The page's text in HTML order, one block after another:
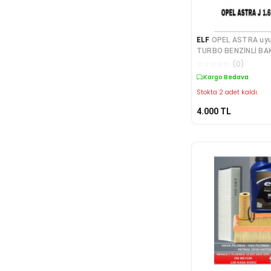
ELF OPEL ASTRA uyumlu J 1.4
TURBO BENZİNLİ
FULTECH 5W-30 DPF
(0)
Kargo Bedava
Stokta 2 adet kaldı.
4.000 TL